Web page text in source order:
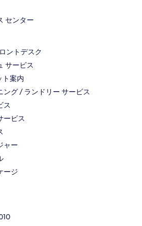
センター
ントデスク
サービス
ト案内
ング / ランドリー サービス
ス
ービス
ャー
ージ